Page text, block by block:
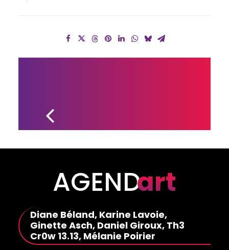
AGENDart
Diane Béland, Karine Lavoie,
Ginette Asch, Daniel Giroux, Th3
Cr0w 13.13, Mélanie Poirier